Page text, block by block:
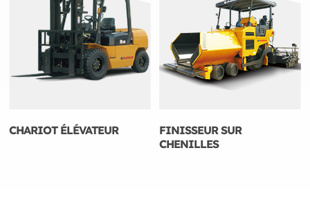
CHARIOT ÉLÉVATEUR
FINISSEUR SUR
CHENILLES